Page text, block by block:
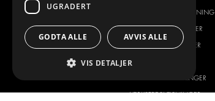
GULV- OG VEGGKLEDNING
ELEKTRISKE LØSNINGER
SIKKERHETSPRODUKTER
TILBEHØR
CONTAINERLØSNINGER
VERKSTEDSLØSNINGER
UGRADERT
GODTA ALLE AVVIS ALLE
VIS DETALJER